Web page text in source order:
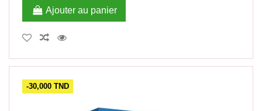
Ajouter au panier
-30,000 TND